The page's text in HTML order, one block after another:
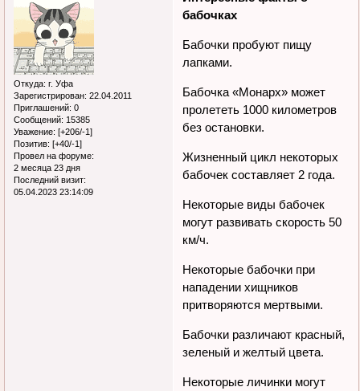
Откуда: г. Уфа
Зарегистрирован: 22.04.2011
Приглашений: 0
Сообщений: 15385
Уважение: [+206/-1]
Позитив: [+40/-1]
Провел на форуме:
2 месяца 23 дня
Последний визит:
05.04.2023 23:14:09
бабочках
Бабочки пробуют пищу
лапками.
Бабочка «Монарх» может
пролететь 1000 километров
без остановки.
Жизненный цикл некоторых
бабочек составляет 2 года.
Некоторые виды бабочек
могут развивать скорость 50
км/ч.
Некоторые бабочки при
нападении хищников
притворяются мертвыми.
Бабочки различают красный,
зеленый и желтый цвета.
Некоторые личинки могут